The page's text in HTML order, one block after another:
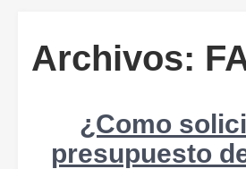
Archivos:
¿Como
presupuesto